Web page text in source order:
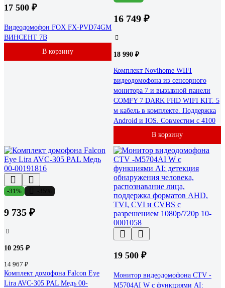
17 500 ₽
Видеодомофон FOX FX-PVD74GM
ВИНСЕНТ 7B
В корзину
16 749 ₽
18 990 ₽
Комплект Novihome WIFI
видеодомофона из сенсорного
монитора 7 и вызывной панели
COMFY 7 DARK FHD WIFI KIT. 5
м кабель в комплекте. Поддержка
Android и IOS. Совместим с 4100
В корзину
-31%
9 735 ₽
10 295 ₽
14 967 ₽
Комплект домофона Falcon Eye
Lira AVC-305 PAL Медь 00-
19 500 ₽
Монитор видеодомофона CTV -
M5704AI W с функциями AI: